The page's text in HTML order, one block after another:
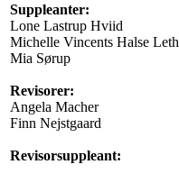
Suppleanter:
Lone Lastrup Hviid
Michelle Vincents Halse Leth
Mia Sørup
Revisorer:
Angela Macher
Finn Nejstgaard
Revisorsuppleant: